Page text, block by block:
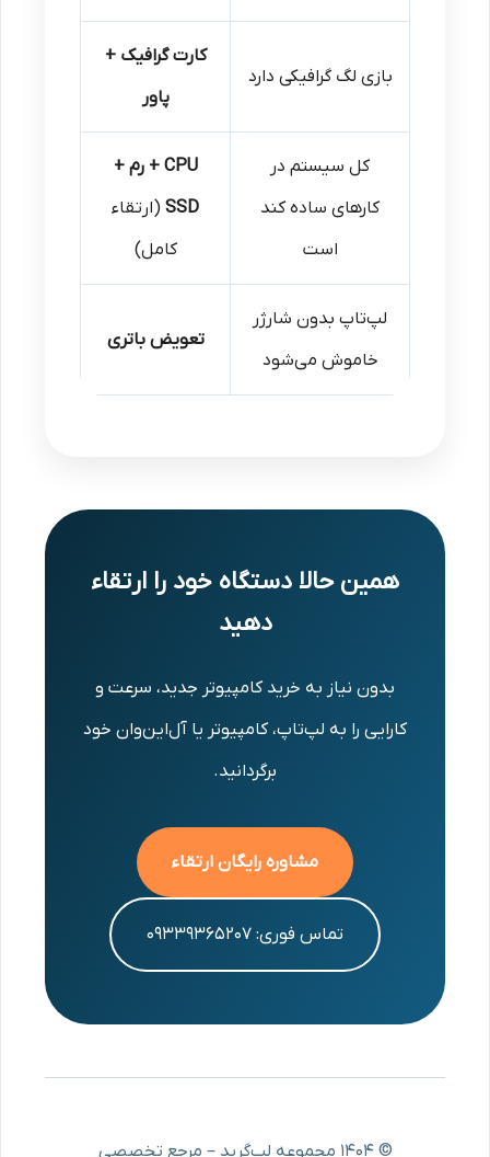
بازی لگ گرافیکی دارد
کارت گرافیک +
پاور
کل سیستم در
کارهای ساده کند
است
CPU + رم +
SSD (ارتقاء
کامل)
لپ‌تاپ بدون شارژر
خاموش می‌شود
تعویض باتری
همین حالا دستگاه خود را ارتقاء
دهید
بدون نیاز به خرید کامپیوتر جدید، سرعت و
کارایی را به لپ‌تاپ، کامپیوتر یا آل‌این‌وان خود
برگردانید.
مشاوره رایگان ارتقاء
تماس فوری: ۰۹۳۳۹۳۶۵۲۰۷
© ۱۴۰۴ مجموعه لپ‌گرید – مرجع تخصصی